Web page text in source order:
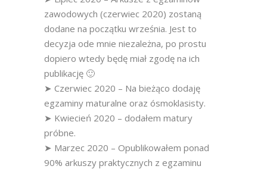
zawodowych (czerwiec 2020) zostaną
dodane na początku września. Jest to
decyzja ode mnie niezależna, po prostu
dopiero wtedy będę miał zgodę na ich
publikację 🙂
➤ Czerwiec 2020 – Na bieżąco dodaję
egzaminy maturalne oraz ósmoklasisty.
➤ Kwiecień 2020 – dodałem matury
próbne.
➤ Marzec 2020 – Opublikowałem ponad
90% arkuszy praktycznych z egzaminu